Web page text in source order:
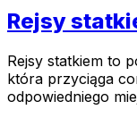
Rejsy
Rejsy statkiem to
która przyciąga
odpowiedniego